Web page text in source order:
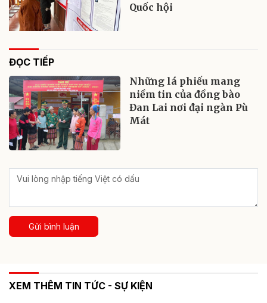
Quốc hội
ĐỌC TIẾP
Những lá phiếu mang
niềm tin của đồng bào
Đan Lai nơi đại ngàn Pù
Mát
Gửi bình luận
XEM THÊM TIN TỨC - SỰ KIỆN